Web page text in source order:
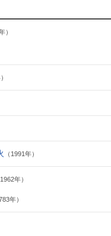
）
（1991年）
1962年）
年）